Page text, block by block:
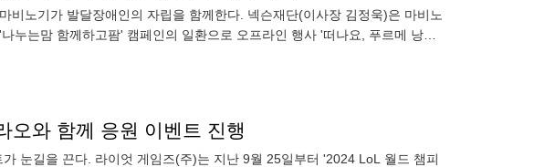
비노기가 발달장애인의 자립을 함께한다. 넥슨재단(이사장 김정욱)은 마비노
누는맘 함께하고팜' 캠페인의 일환으로 오프라인 행사 '떠나요, 푸르메 낭만
와 함께 응원 이벤트 진행
눈길을 끈다. 라이엇 게임즈(주)는 지난 9월 25일부터 '2024 LoL 월드 챔피